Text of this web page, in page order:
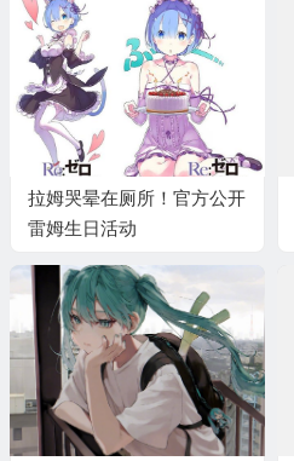
拉姆哭晕在厕所！官方公开
雷姆生日活动